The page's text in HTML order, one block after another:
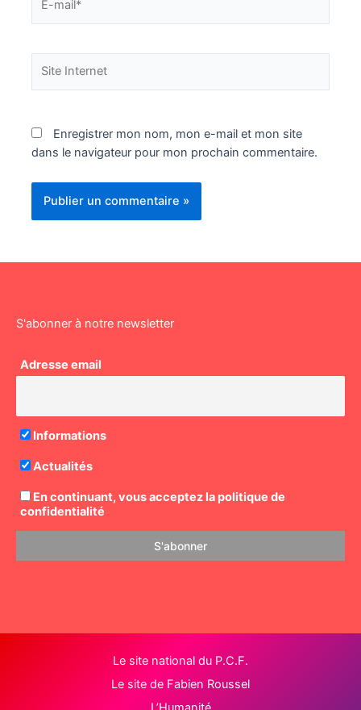
mail*
Internet
Enregistrer mon nom, mon e-mail et mon site
dans le navigateur pour mon prochain commentaire.
S'abonner à notre newsletter
Adresse email
Informations
Actualités
En continuant, vous acceptez la politique de
confidentialité
Le site national du P.C.F.
Le site de Fabien Roussel